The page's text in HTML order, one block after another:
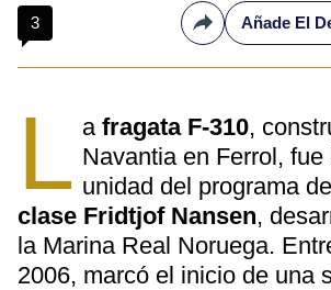
3 Compartir
Añade El
L afragata F-310,
Navantia en Ferrol, fue
unidad del programa de
clase Fridtjof Nansen,
la Marina Real Noruega.
2006, marcó el inicio de una